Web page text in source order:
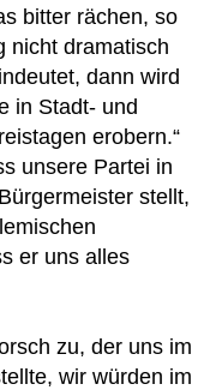
bitter rächen, so
nicht dramatisch
dann wird
in Stadt- und
erobern.“
unsere Partei in
stellt,
er uns alles
zu, der uns im
wir würden im